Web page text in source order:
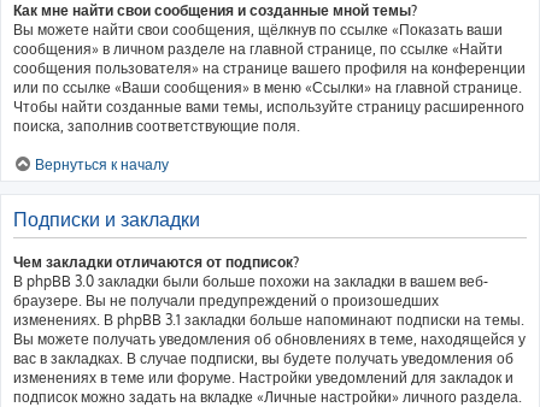
Как мне найти свои сообщения и созданные мной темы?
Вы можете найти свои сообщения, щёлкнув по ссылке «Показать ваши
сообщения» в личном разделе на главной странице, по ссылке «Найти
сообщения пользователя» на странице вашего профиля на конференции
или по ссылке «Ваши сообщения» в меню «Ссылки» на главной странице.
Чтобы найти созданные вами темы, используйте страницу расширенного
поиска, заполнив соответствующие поля.
Вернуться к началу
Подписки и закладки
Чем закладки отличаются от подписок?
В phpBB 3.0 закладки были больше похожи на закладки в вашем веб-
браузере. Вы не получали предупреждений о произошедших
изменениях. В phpBB 3.1 закладки больше напоминают подписки на темы.
Вы можете получать уведомления об обновлениях в теме, находящейся у
вас в закладках. В случае подписки, вы будете получать уведомления об
изменениях в теме или форуме. Настройки уведомлений для закладок и
подписок можно задать на вкладке «Личные настройки» личного раздела.